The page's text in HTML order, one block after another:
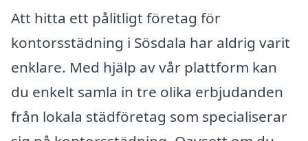
Att hitta ett pålitligt företag för
kontorsstädning i Sösdala har aldrig varit
enklare. Med hjälp av vår plattform kan
du enkelt samla in tre olika erbjudanden
från lokala städföretag som specialiserar